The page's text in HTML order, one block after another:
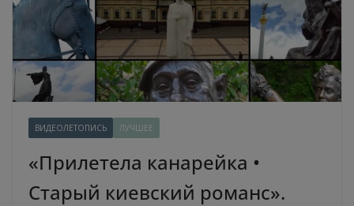
ВИДЕОЛЕТОПИСЬ ЛУЧШЕЕ
«Прилетела канарейка •
Старый киевский романс».